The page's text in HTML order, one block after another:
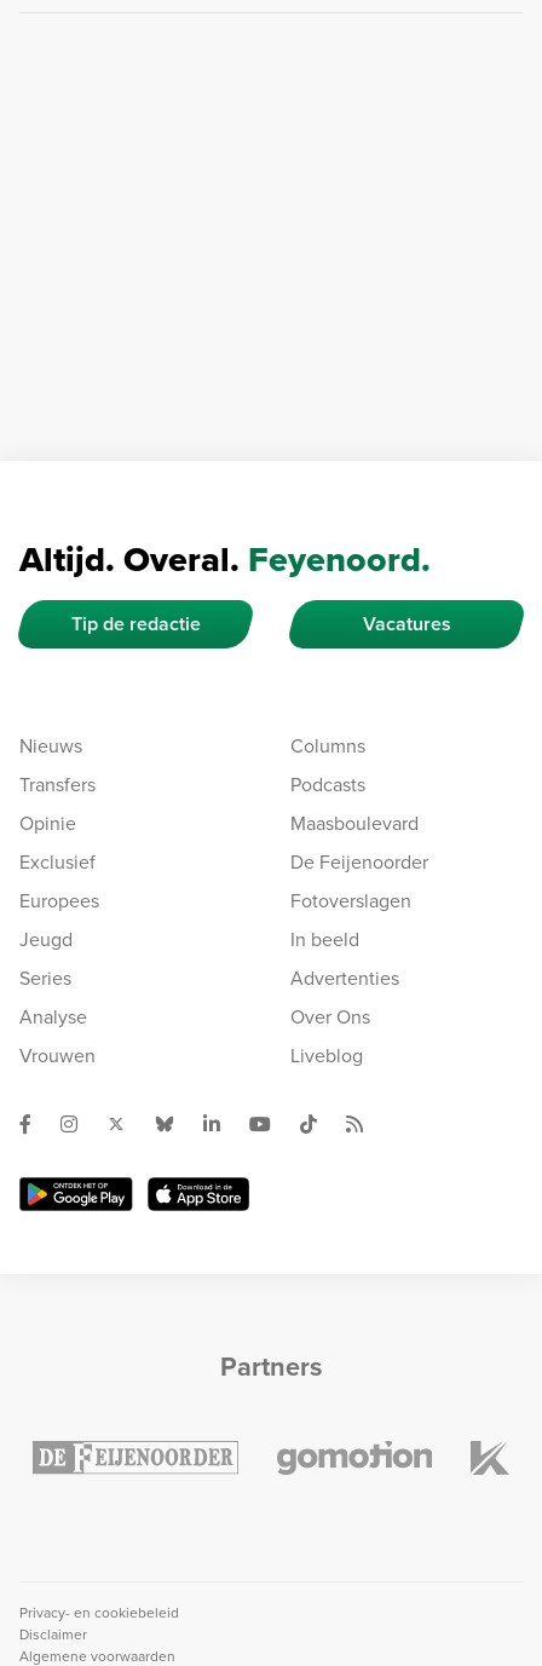
Altijd. Overal. Feyenoord.
Tip de redactie Vacatures
Nieuws
Transfers
Opinie
Exclusief
Europees
Jeugd
Series
Analyse
Vrouwen
Columns
Podcasts
Maasboulevard
De Feijenoorder
Fotoverslagen
In beeld
Advertenties
Over Ons
Liveblog
Partners
Privacy- en cookiebeleid
Disclaimer
Algemene voorwaarden